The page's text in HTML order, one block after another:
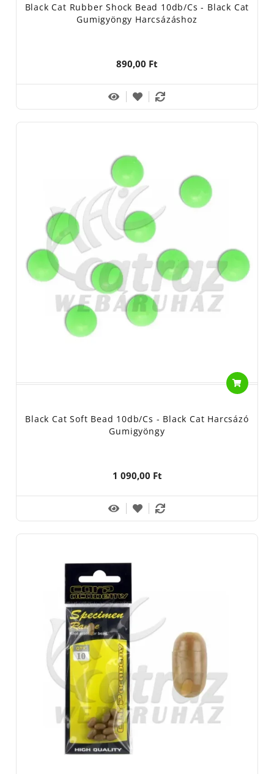
Black Cat Rubber Shock Bead 10db/cs - Black Cat
Gumigyöngy Harcsázáshoz
890,00 Ft
Black Cat Soft Bead 10db/cs - Black Cat Harcsázó
Gumigyöngy
1 090,00 Ft